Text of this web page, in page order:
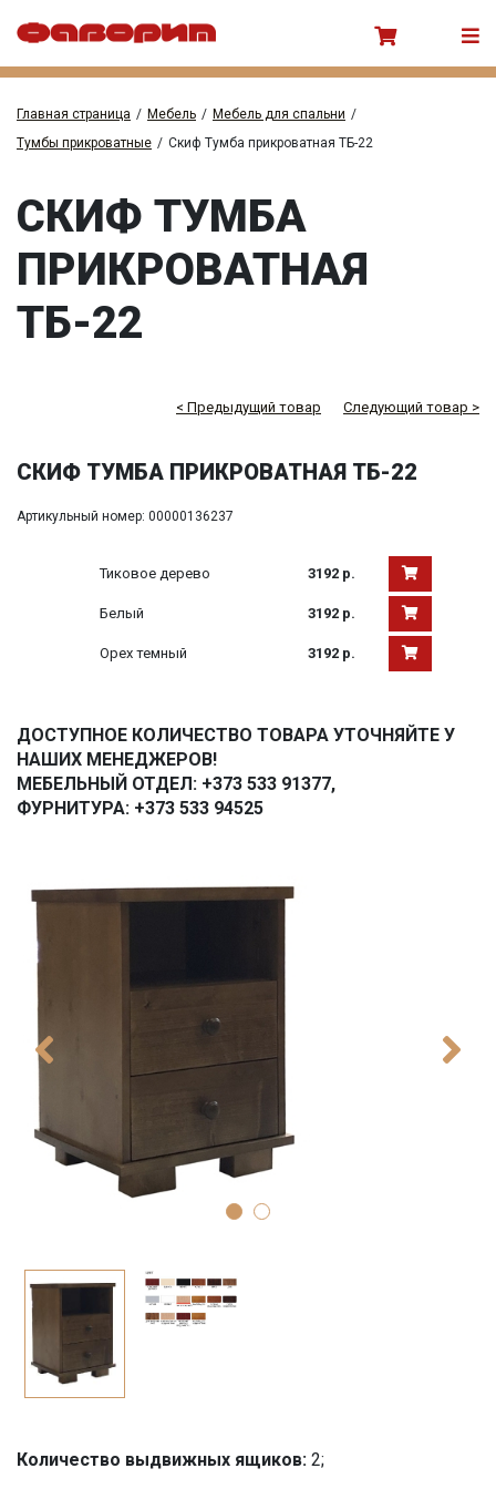
Главная страница / Мебель / Мебель для спальни /
Тумбы прикроватные / Скиф Тумба прикроватная ТБ-22
СКИФ ТУМБА
ПРИКРОВАТНАЯ
ТБ-22
< Предыдущий товар Следующий товар >
Количество выдвижных ящиков: 2;
СКИФ ТУМБА ПРИКРОВАТНАЯ ТБ-22
Артикульный номер: 00000136237
Тиковое дерево 3192 р.
Белый 3192 р.
Орех темный 3192 р.
ДОСТУПНОЕ КОЛИЧЕСТВО ТОВАРА УТОЧНЯЙТЕ У
НАШИХ МЕНЕДЖЕРОВ!
МЕБЕЛЬНЫЙ ОТДЕЛ: +373 533 91377,
ФУРНИТУРА: +373 533 94525